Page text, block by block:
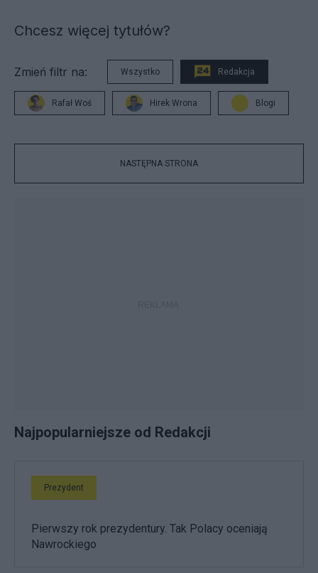
Chcesz więcej tytułów?
Zmień filtr na: Wszystko Redakcja
Rafał Woś Hirek Wrona Blogi
NASTĘPNA STRONA
Najpopularniejsze od Redakcji
Prezydent
Pierwszy rok prezydentury. Tak Polacy oceniają
Nawrockiego